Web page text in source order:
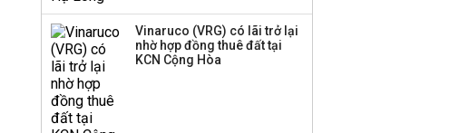
Mi Hồng lên tiếng sau
Vinaruco (VRG) có lãi trở lại
nhờ hợp đồng thuê đất tại
KCN Cộng Hòa